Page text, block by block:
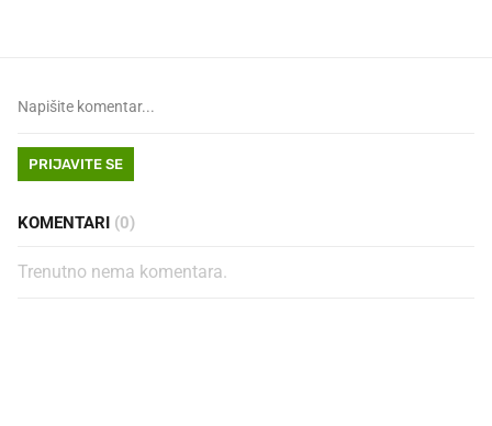
PRIJAVITE SE
KOMENTARI (0)
Trenutno nema komentara.